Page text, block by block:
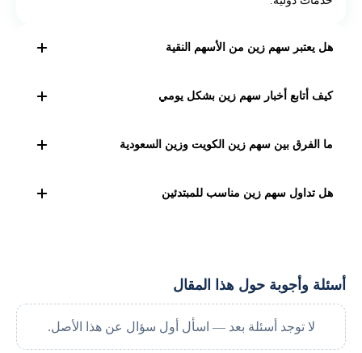
هل يعتبر سهم زين من الأسهم النقية
السعودية فقد تصنّف كمباحة بحسب مؤشرات شرعية سعودية.
كيف أتابع أخبار سهم زين بشكل يومي
أو عبر مواقع مالية مثل "تداول السعودية
ما الفرق بين سهم زين الكويت وزين السعودية
الأم، بينما زين السعودية شركة تابعة تعمل تحت امتياز منفصل،
هل تداول سهم زين مناسب للمبتدئين
أسئلة وأجوبة حول هذا المقال
لا توجد أسئلة بعد — اسأل أول سؤال عن هذا الأصل.